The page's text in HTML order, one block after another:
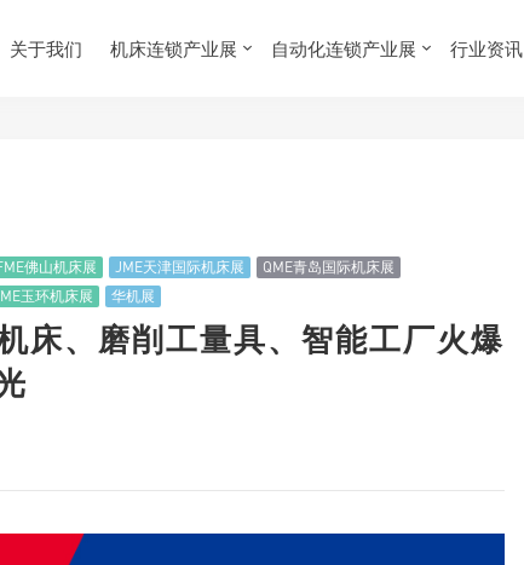
关于我们 机床连锁产业展 自动化连锁产业展 行业资讯
佛山机床展 JME天津国际机床展
QME青岛国际机床展
玉环机床展 华机展
床、磨削工量具、智能工厂火爆